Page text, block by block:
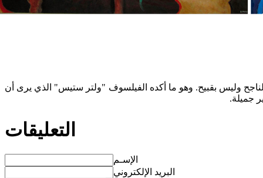
وليس بقبيح. وهو ما أكده الفيلسوف "ولتر ستيس" الذي يرى أن
جميلة.
التعليقات
الإسـم
البريد الإلكتروني